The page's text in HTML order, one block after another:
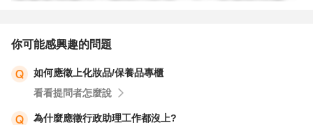
你可能感興趣的問題
如何應徵上化妝品/保養品專櫃
看看提問者怎麼說
為什麼應徵行政助理工作都沒上?